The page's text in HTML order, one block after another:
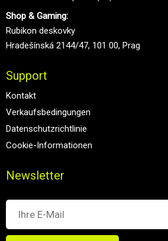
Shop & Gaming:
Rubikon deskovky
Hradešínská 2144/47, 101 00, Prag
Support
Kontakt
Verkaufsbedingungen
Datenschutzrichtlinie
Cookie-Informationen
Newsletter